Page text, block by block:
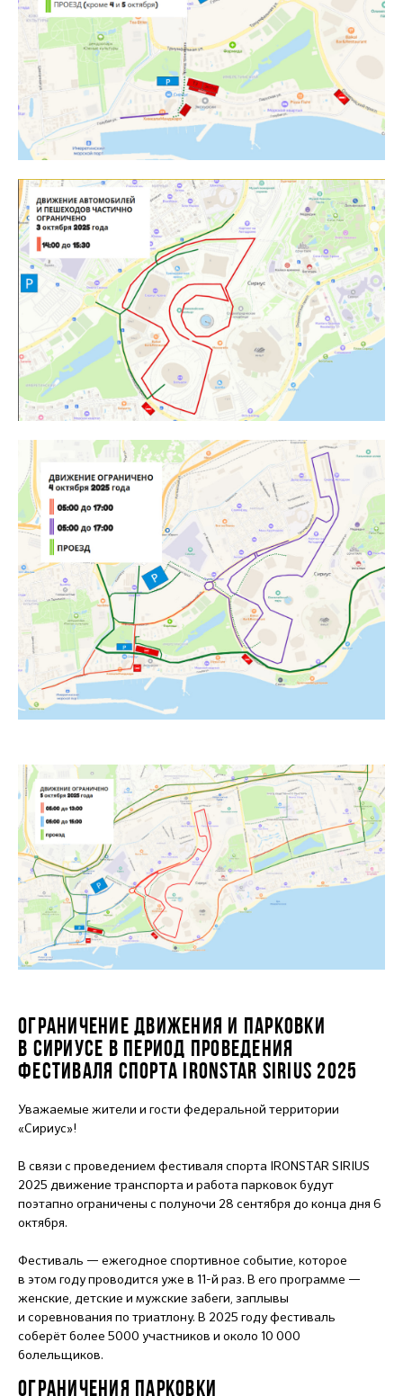
ОГРАНИЧЕНИЕ ДВИЖЕНИЯ И ПАРКОВКИ
В СИРИУСЕ В ПЕРИОД ПРОВЕДЕНИЯ
ФЕСТИВАЛЯ СПОРТА IRONSTAR SIRIUS 2025
Уважаемые жители и гости федеральной территории
«Сириус»!
В связи с проведением фестиваля спорта IRONSTAR SIRIUS
2025 движение транспорта и работа парковок будут
поэтапно ограничены с полуночи 28 сентября до конца дня 6
октября.
Фестиваль — ежегодное спортивное событие, которое
в этом году проводится уже в 11-й раз. В его программе —
женские, детские и мужские забеги, заплывы
и соревнования по триатлону. В 2025 году фестиваль
соберёт более 5000 участников и около 10 000
болельщиков.
ОГРАНИЧЕНИЯ ПАРКОВКИ